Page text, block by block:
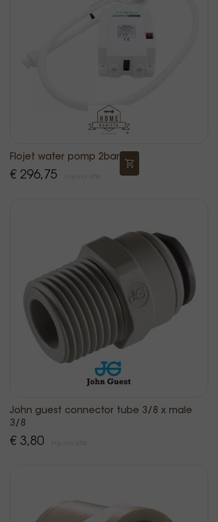
Flojet water pomp 2bar
€ 296,75
John guest connector tube 3/8 x male
3/8
€ 3,80